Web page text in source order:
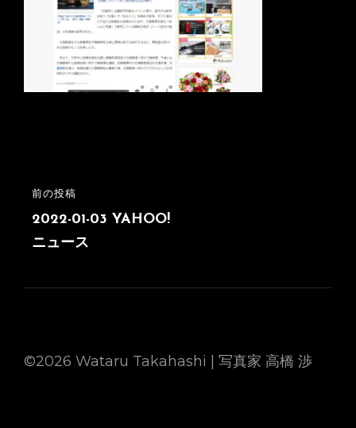
投
稿
ナ
シ
前
の
投
前の投稿
2022-01-03 YAHOO!
ニュース
©2026 Wataru Takahashi | 写真家 高橋 渉